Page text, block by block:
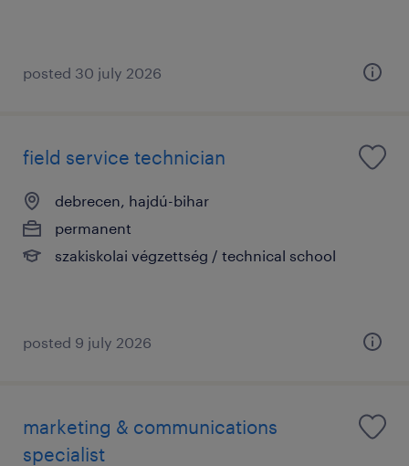
posted 30 july 2026
field service technician
debrecen, hajdú-bihar
permanent
szakiskolai végzettség / technical school
posted 9 july 2026
marketing & communications
specialist